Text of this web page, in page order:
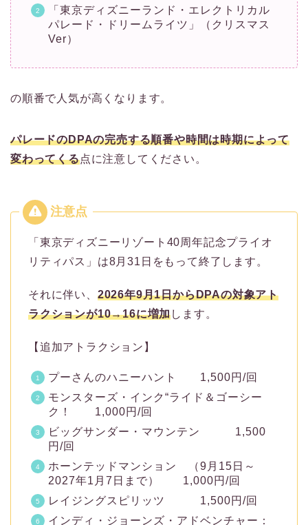
「東京ディズニーランド・エレクトリカル
パレード・ドリームライツ」（クリスマス
Ver）
の順番で人気が高くなります。
パレードのDPAの完売する順番や時間は時期によって
変わってくる点に注意してください。
「東京ディズニーリゾート40周年記念プライオ
リティパス」は8月31日をもって終了します。
それに伴い、 2026年9月1日からDPAの対象アト
ラクションが10→16に増加します。
【追加アトラクション】
プーさんのハニーハント 1,500円/回
モンスターズ・インク“ライド＆ゴーシー
ク！ 1,000円/回
ビッグサンダー・マウンテン 1,500
円/回
ホーンテッドマンション （9月15日～
2027年1月7日まで） 1,000円/回
レイジングスピリッツ 1,500円/回
インディ・ジョーンズ・アドベンチャー：